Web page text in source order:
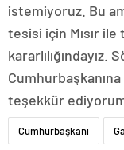
istemiyoruz. Bu
tesisi için Mısır ile
kararlılığındayız.
teşekkür
Cumhurbaşkanı